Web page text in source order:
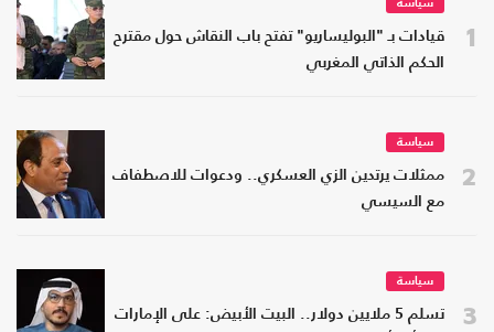
1
سياسة
قيادات بـ "البوليساريو" تفتح باب النقاش حول مقترح
الحكم الذاتي المغربي
2
سياسة
ممثلات يرتدين الزي العسكري.. ودعوات للاصطفاف
مع السيسي
3
سياسة
تسلم 5 ملايين دولار.. البيت الأبيض: على الإمارات